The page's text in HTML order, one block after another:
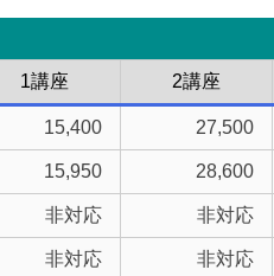
1講座 2講座
15,400 27,500
15,950 28,600
非対応 非対応
非対応 非対応